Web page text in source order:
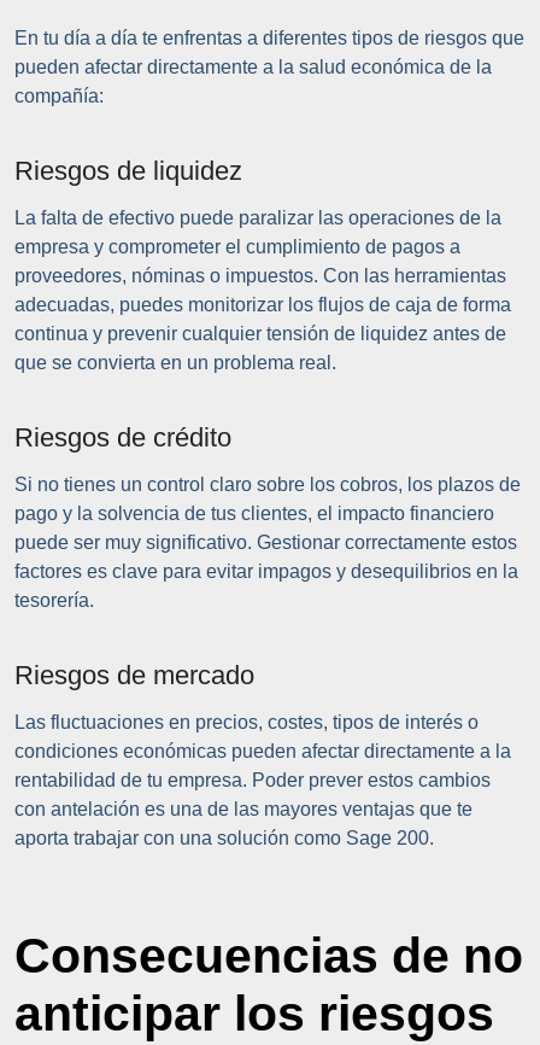
En tu día a día te enfrentas a diferentes tipos de riesgos que
pueden afectar directamente a la salud económica de la
compañía:
Riesgos de liquidez
La falta de efectivo puede paralizar las operaciones de la
empresa y comprometer el cumplimiento de pagos a
proveedores, nóminas o impuestos. Con las herramientas
adecuadas, puedes monitorizar los flujos de caja de forma
continua y prevenir cualquier tensión de liquidez antes de
que se convierta en un problema real.
Riesgos de crédito
Si no tienes un control claro sobre los cobros, los plazos de
pago y la solvencia de tus clientes, el impacto financiero
puede ser muy significativo. Gestionar correctamente estos
factores es clave para evitar impagos y desequilibrios en la
tesorería.
Riesgos de mercado
Las fluctuaciones en precios, costes, tipos de interés o
condiciones económicas pueden afectar directamente a la
rentabilidad de tu empresa. Poder prever estos cambios
con antelación es una de las mayores ventajas que te
aporta trabajar con una solución como Sage 200.
Consecuencias de no
anticipar los riesgos